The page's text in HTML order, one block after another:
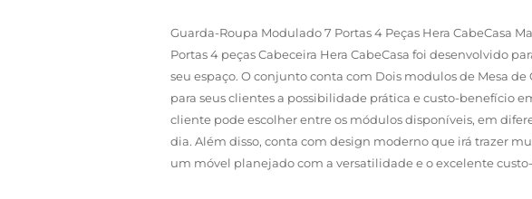
Guarda-Roupa Modulado 7 Portas 4 Peças Hera CabeCasa
Portas 4 peças Cabeceira Hera CabeCasa foi desenvolvido
seu espaço. O conjunto conta com Dois modulos de Mesa
para seus clientes a possibilidade prática e custo-benefício
cliente pode escolher entre os módulos disponíveis, em
dia. Além disso, conta com design moderno que irá trazer
um móvel planejado com a versatilidade e o excelente